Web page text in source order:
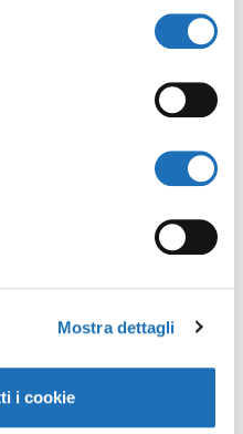
Mostra dettagli
i cookie